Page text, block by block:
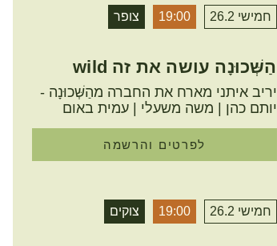
חמישי 26.2 19:00 צופר
הַשְּׁכוּנָה עושה את זה wild
יריב איתני מארח את החברה מהַשְּׁכוּנָה -
יותם כהן | משה משעלי | עמית באום
לפרטים והרשמה
חמישי 26.2 19:00 צוקים